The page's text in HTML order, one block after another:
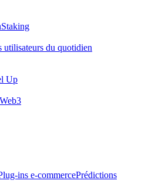
Staking
utilisateurs du quotidien
Up
ins e-commercePrédictions